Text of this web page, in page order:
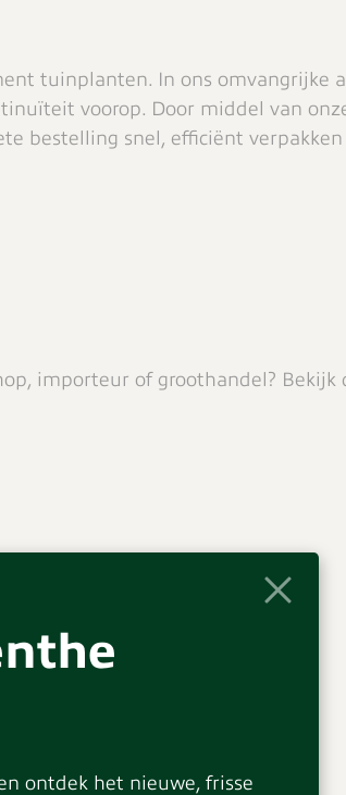
ontdek het nieuwe, frisse
tuinplanten. In ons omvangrijke
voorop. Door middel van
bestelling snel, efficiënt verpakken
importeur of groothandel? Bekijk